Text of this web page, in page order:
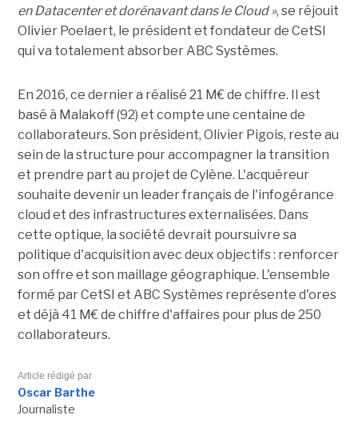
en Datacenter et dorénavant dans le Cloud », se réjouit
Olivier Poelaert, le président et fondateur de CetSI
qui va totalement absorber ABC Systèmes.
En 2016, ce dernier a réalisé 21 M€ de chiffre. Il est
basé à Malakoff (92) et compte une centaine de
collaborateurs. Son président, Olivier Pigois, reste au
sein de la structure pour accompagner la transition
et prendre part au projet de Cylène. L'acquéreur
souhaite devenir un leader français de l'infogérance
cloud et des infrastructures externalisées. Dans
cette optique, la société devrait poursuivre sa
politique d'acquisition avec deux objectifs : renforcer
son offre et son maillage géographique. L'ensemble
formé par CetSI et ABC Systèmes représente d'ores
et déjà 41 M€ de chiffre d'affaires pour plus de 250
collaborateurs.
Article rédigé par
Oscar Barthe
Journaliste